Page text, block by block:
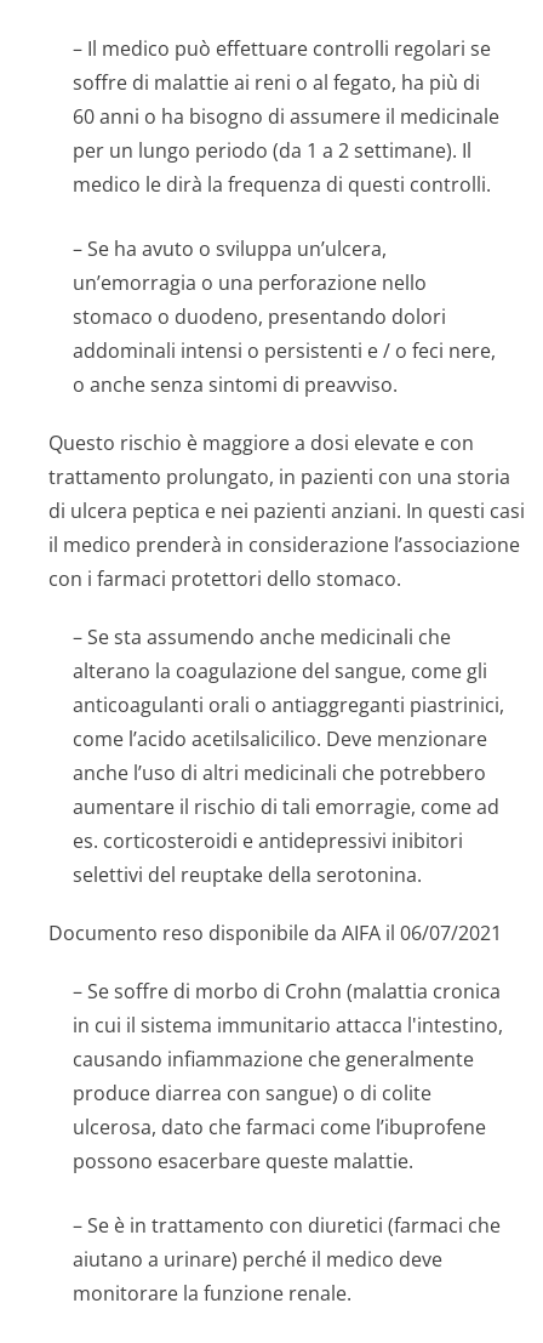
– Il medico può effettuare controlli regolari se
soffre di malattie ai reni o al fegato, ha più di
60 anni o ha bisogno di assumere il medicinale
per un lungo periodo (da 1 a 2 settimane). Il
medico le dirà la frequenza di questi controlli.
– Se ha avuto o sviluppa un’ulcera,
un’emorragia o una perforazione nello
stomaco o duodeno, presentando dolori
addominali intensi o persistenti e / o feci nere,
o anche senza sintomi di preavviso.
Questo rischio è maggiore a dosi elevate e con
trattamento prolungato, in pazienti con una storia
di ulcera peptica e nei pazienti anziani. In questi casi
il medico prenderà in considerazione l’associazione
con i farmaci protettori dello stomaco.
– Se sta assumendo anche medicinali che
alterano la coagulazione del sangue, come gli
anticoagulanti orali o antiaggreganti piastrinici,
come l’acido acetilsalicilico. Deve menzionare
anche l’uso di altri medicinali che potrebbero
aumentare il rischio di tali emorragie, come ad
es. corticosteroidi e antidepressivi inibitori
selettivi del reuptake della serotonina.
Documento reso disponibile da AIFA il 06/07/2021
– Se soffre di morbo di Crohn (malattia cronica
in cui il sistema immunitario attacca l'intestino,
causando infiammazione che generalmente
produce diarrea con sangue) o di colite
ulcerosa, dato che farmaci come l’ibuprofene
possono esacerbare queste malattie.
– Se è in trattamento con diuretici (farmaci che
aiutano a urinare) perché il medico deve
monitorare la funzione renale.